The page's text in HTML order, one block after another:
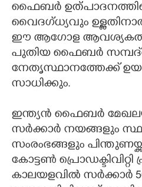
ഫൈബർ
വൈദഗ്ധ്യവും
ഈ ആഗോള ആവശ്യകത
പുതിയ ഫൈബർ
നേതൃസ്ഥാനത്തേക്ക്
സാധിക്കും.
ഇന്ത്യൻ ഫൈബർ
സർക്കാർ നയങ്ങളും
സംരംഭങ്ങളും
കോട്ടൺ പ്രൊഡക്ടിവിറ്റി
കാലയളവിൽ സർക്കാർ